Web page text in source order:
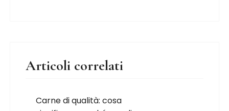
Articoli correlati
Carne di qualità: cosa